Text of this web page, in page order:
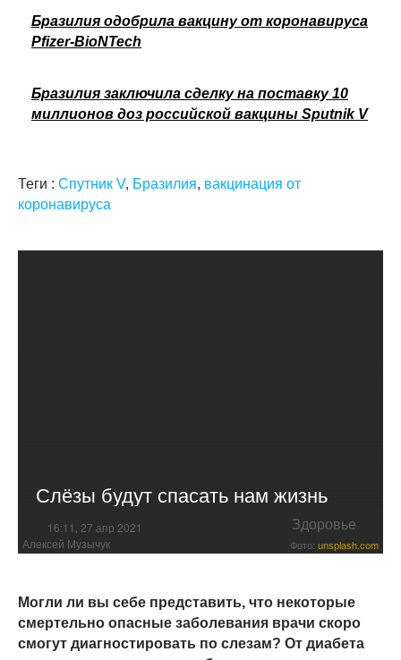
Бразилия одобрила вакцину от коронавируса
Pfizer-BioNTech
Бразилия заключила сделку на поставку 10
миллионов доз российской вакцины Sputnik V
Теги : Спутник V, Бразилия, вакцинация от
коронавируса
Слёзы будут спасать нам жизнь
16:11, 27 апр 2021 Здоровье
Алексей Музычук Фото: unsplash.com
Могли ли вы себе представить, что некоторые
смертельно опасные заболевания врачи скоро
смогут диагностировать по слезам? От диабета